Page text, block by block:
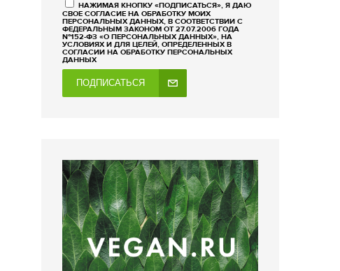
НАЖИМАЯ КНОПКУ «ПОДПИСАТЬСЯ», Я ДАЮ
СВОЕ СОГЛАСИЕ НА ОБРАБОТКУ МОИХ
ПЕРСОНАЛЬНЫХ ДАННЫХ, В СООТВЕТСТВИИ С
ФЕДЕРАЛЬНЫМ ЗАКОНОМ ОТ 27.07.2006 ГОДА
№152-ФЗ «О ПЕРСОНАЛЬНЫХ ДАННЫХ», НА
УСЛОВИЯХ И ДЛЯ ЦЕЛЕЙ, ОПРЕДЕЛЕННЫХ В
СОГЛАСИИ НА ОБРАБОТКУ ПЕРСОНАЛЬНЫХ
ДАННЫХ
ПОДПИСАТЬСЯ